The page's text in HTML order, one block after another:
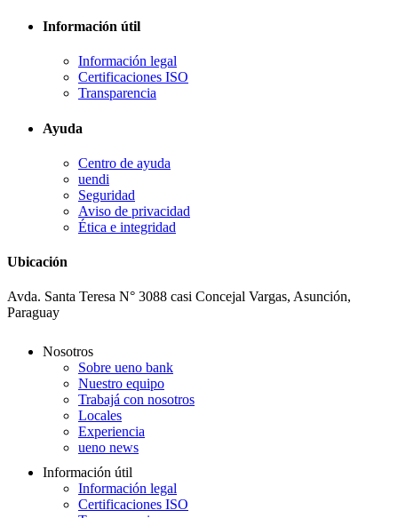
Información útil
Información legal
Certificaciones ISO
Transparencia
Ayuda
Centro de ayuda
uendi
Seguridad
Aviso de privacidad
Ética e integridad
Ubicación
Avda. Santa Teresa N° 3088 casi Concejal Vargas, Asunción,
Paraguay
Nosotros
Sobre ueno bank
Nuestro equipo
Trabajá con nosotros
Locales
Experiencia
ueno news
Información útil
Información legal
Certificaciones ISO